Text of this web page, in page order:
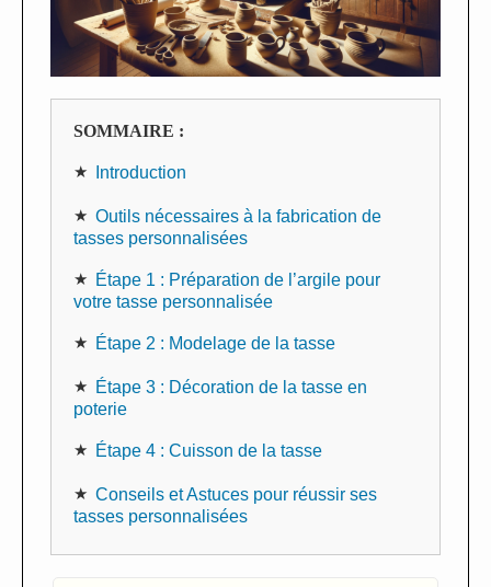
SOMMAIRE :
Introduction
Outils nécessaires à la fabrication de
tasses personnalisées
Étape 1 : Préparation de l’argile pour
votre tasse personnalisée
Étape 2 : Modelage de la tasse
Étape 3 : Décoration de la tasse en
poterie
Étape 4 : Cuisson de la tasse
Conseils et Astuces pour réussir ses
tasses personnalisées